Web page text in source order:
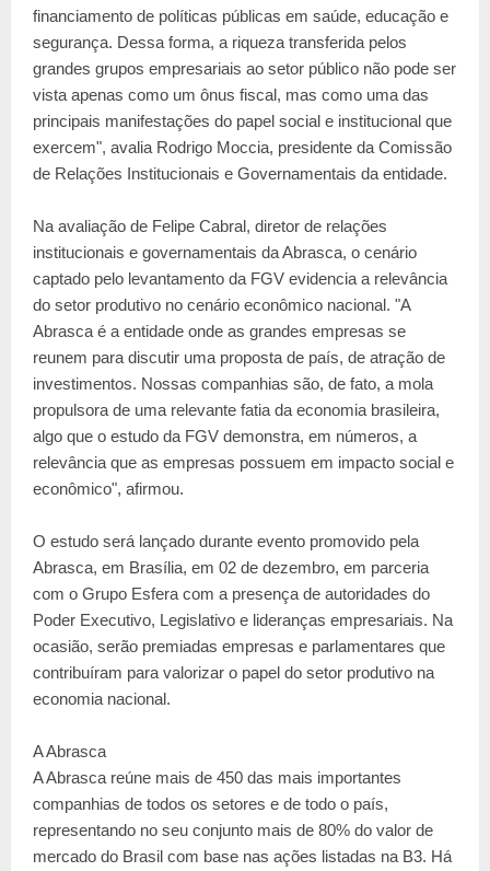
financiamento de políticas públicas em saúde, educação e
segurança. Dessa forma, a riqueza transferida pelos
grandes grupos empresariais ao setor público não pode ser
vista apenas como um ônus fiscal, mas como uma das
principais manifestações do papel social e institucional que
exercem", avalia Rodrigo Moccia, presidente da Comissão
de Relações Institucionais e Governamentais da entidade.
Na avaliação de Felipe Cabral, diretor de relações
institucionais e governamentais da Abrasca, o cenário
captado pelo levantamento da FGV evidencia a relevância
do setor produtivo no cenário econômico nacional. "A
Abrasca é a entidade onde as grandes empresas se
reunem para discutir uma proposta de país, de atração de
investimentos. Nossas companhias são, de fato, a mola
propulsora de uma relevante fatia da economia brasileira,
algo que o estudo da FGV demonstra, em números, a
relevância que as empresas possuem em impacto social e
econômico", afirmou.
O estudo será lançado durante evento promovido pela
Abrasca, em Brasília, em 02 de dezembro, em parceria
com o Grupo Esfera com a presença de autoridades do
Poder Executivo, Legislativo e lideranças empresariais. Na
ocasião, serão premiadas empresas e parlamentares que
contribuíram para valorizar o papel do setor produtivo na
economia nacional.
A Abrasca
A Abrasca reúne mais de 450 das mais importantes
companhias de todos os setores e de todo o país,
representando no seu conjunto mais de 80% do valor de
mercado do Brasil com base nas ações listadas na B3. Há